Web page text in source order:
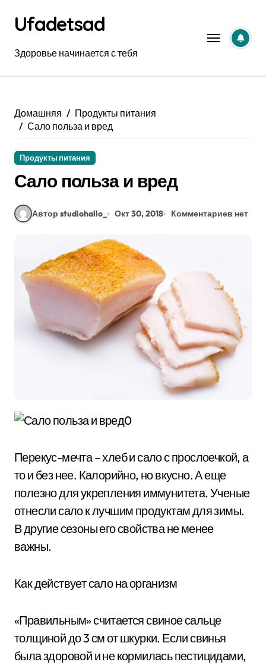
содержанию
Ufadetsad
Здоровье начинается с тебя
Домашняя
Продукты питания
Сало польза и вред
Продукты питания
Сало польза и вред
Автор studiohallo_ Окт 30, 2018 Комментариев нет
Перекус-мечта – хлеб и сало с прослоечкой, а
то и без нее. Калорийно, но вкусно. А еще
полезно для укрепления иммунитета. Ученые
отнесли сало к лучшим продуктам для зимы.
В другие сезоны его свойства не менее
важны.
Как действует сало на организм
«Правильным» считается свиное сальце
толщиной до 3 см от шкурки. Если свинья
была здоровой и не кормилась пестицидами,